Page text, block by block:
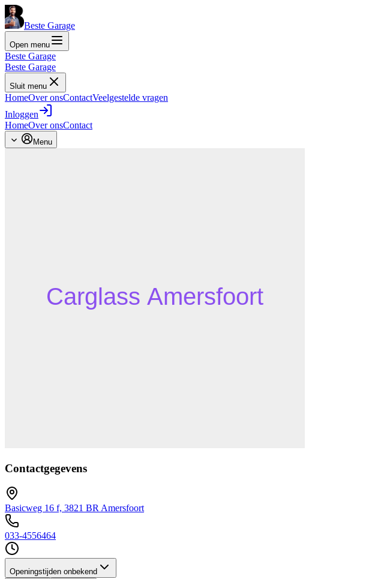
Beste Garage
Open menu
Beste Garage
Beste Garage
Sluit menu
HomeOver onsContactVeelgestelde vragen
Inloggen
HomeOver onsContact
Menu
Contactgegevens
Basicweg 16 f, 3821 BR Amersfoort
033-4556464
Openingstijden onbekend